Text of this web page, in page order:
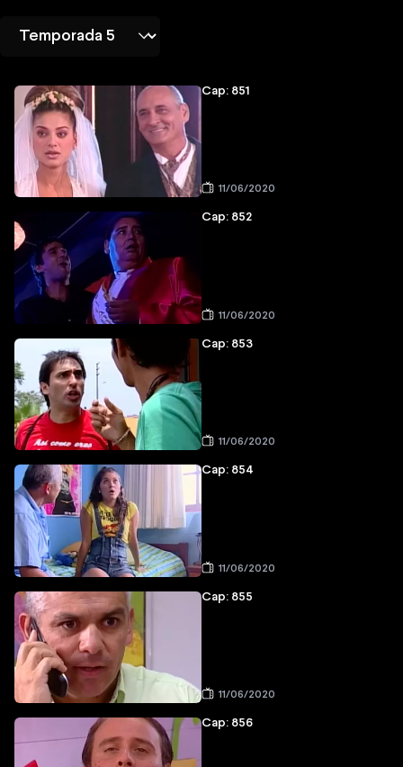
Cap: 851
11/06/2020
Cap: 852
11/06/2020
Cap: 853
11/06/2020
Cap: 854
11/06/2020
Cap: 855
11/06/2020
Cap: 856